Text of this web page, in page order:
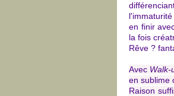
en finir
la fois
Rêve ?
Avec Walk-
en sublime
Raison